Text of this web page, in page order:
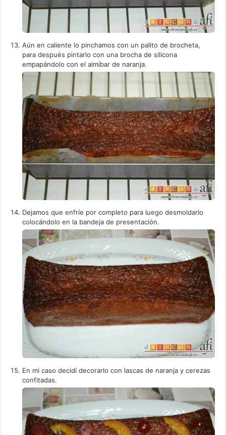
Aún en caliente lo pinchamos con un palito de brocheta,
para después pintarlo con una brocha de silicona
empapándolo con el almíbar de naranja.
Dejamos que enfríe por completo para luego desmoldarlo
colocándolo en la bandeja de presentación.
En mi caso decidí decorarlo con lascas de naranja y cerezas
confitadas.